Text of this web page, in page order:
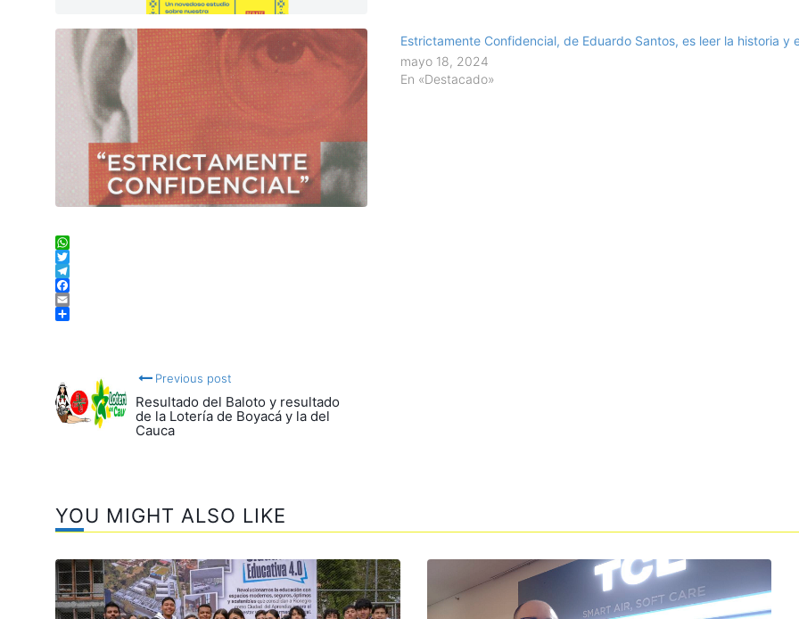
Estrictamente Confidencial, de Eduardo Santos, es leer la historia y
mayo 18, 2024
En «Destacado»
WhatsApp
Twitter
Telegram
Facebook
Email
Previous post
Resultado del Baloto y resultado
de la Lotería de Boyacá y la del
Cauca
YOU MIGHT ALSO LIKE